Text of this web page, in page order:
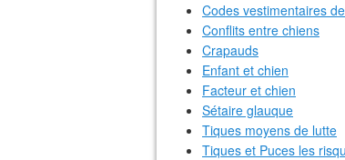
Codes vestimentaires
Conflits entre chiens
Crapauds
Enfant et chien
Facteur et chien
Sétaire glauque
Tiques moyens de lutte
Tiques et Puces les